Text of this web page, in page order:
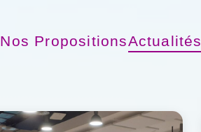
Nos PropositionsActualités